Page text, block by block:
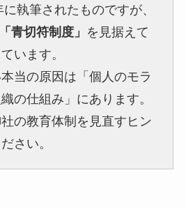
執筆されたものですが、
青切符制度」 を見据えて
います。
当の原因は「個人のモラ
の仕組み」にあります。
の教育体制を見直すヒン
さい。